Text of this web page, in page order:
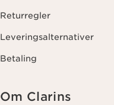
Returregler
Leveringsalternativer
Betaling
Om Clarins